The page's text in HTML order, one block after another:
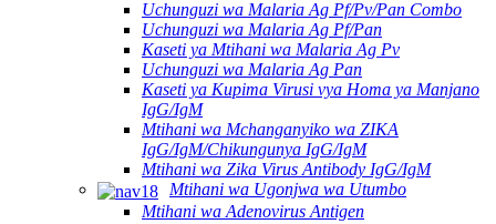
Uchunguzi wa Malaria Ag Pf/Pv/Pan Combo
Uchunguzi wa Malaria Ag Pf/Pan
Kaseti ya Mtihani wa Malaria Ag Pv
Uchunguzi wa Malaria Ag Pan
Kaseti ya Kupima Virusi vya Homa ya Manjano
IgG/IgM
Mtihani wa Mchanganyiko wa ZIKA
IgG/IgM/Chikungunya IgG/IgM
Mtihani wa Zika Virus Antibody IgG/IgM
Mtihani wa Ugonjwa wa Utumbo
Mtihani wa Adenovirus Antigen